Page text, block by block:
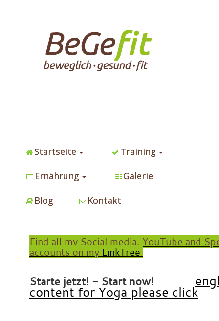
Startseite Training
Ernährung Galerie
Blog Kontakt
Find all my Social media, YouTube and
accounts on my LinkTree
Starte jetzt! - Start now!
content for Yoga please click